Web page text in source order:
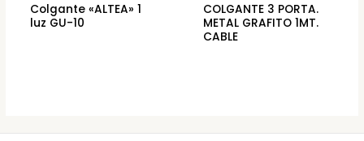
Colgante «ALTEA» 1
luz GU-10
COLGANTE 3 PORTA.
METAL GRAFITO 1MT.
CABLE